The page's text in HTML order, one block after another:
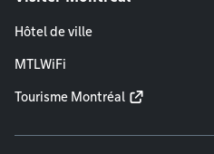
Hôtel de ville
MTLWiFi
Tourisme Montréal